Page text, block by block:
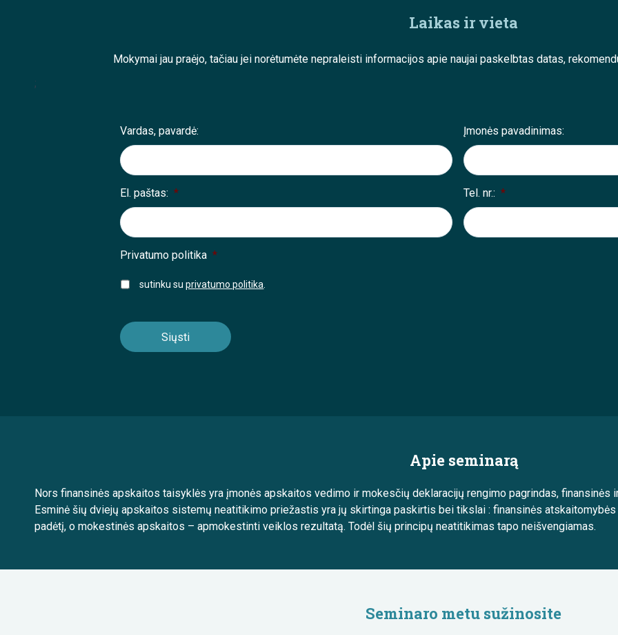
Laikas ir vieta
Mokymai jau praėjo, tačiau jei norėtumėte nepraleisti informacijos apie naujai paskelbtas datas,
;
Vardas, pavardė: Įmonės pavadinimas:
El. paštas: * Tel. nr.: *
Privatumo politika *
sutinku suprivatumo politika
Apie seminarą
Nors finansinės apskaitos taisyklės yra įmonės apskaitos vedimo ir mokesčių deklaracijų rengimo pagrindas,
Esminė šių dviejų apskaitos sistemų neatitikimo priežastis yra jų skirtinga paskirtis bei tikslai : finansinės
padėtį, o mokestinės apskaitos – apmokestinti veiklos rezultatą. Todėl šių principų neatitikimas tapo neišvengiamas.
Seminaro metu sužinosite